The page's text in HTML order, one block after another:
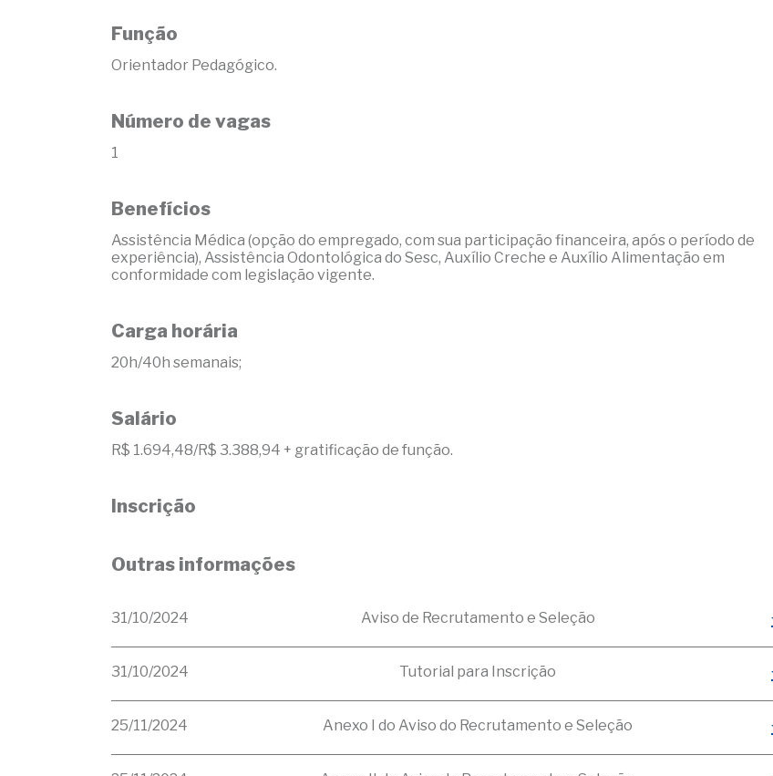
Função
Orientador Pedagógico.
Número de vagas
1
Benefícios
Assistência Médica (opção do empregado, com sua participação financeira, após o período de
experiência), Assistência Odontológica do Sesc, Auxílio Creche e Auxílio Alimentação em
conformidade com legislação vigente.
Carga horária
20h/40h semanais;
Salário
R$ 1.694,48/R$ 3.388,94 + gratificação de função.
Inscrição
Outras informações
31/10/2024 Aviso de Recrutamento e Seleção
31/10/2024 Tutorial para Inscrição
25/11/2024 Anexo I do Aviso do Recrutamento e Seleção